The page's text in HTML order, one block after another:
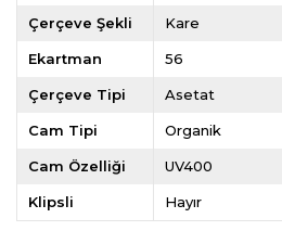
Çerçeve Şekli Kare
Ekartman 56
Çerçeve Tipi Asetat
Cam Tipi Organik
Cam Özelliği UV400
Klipsli Hayır